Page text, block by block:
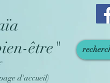
être"
d'accueil)